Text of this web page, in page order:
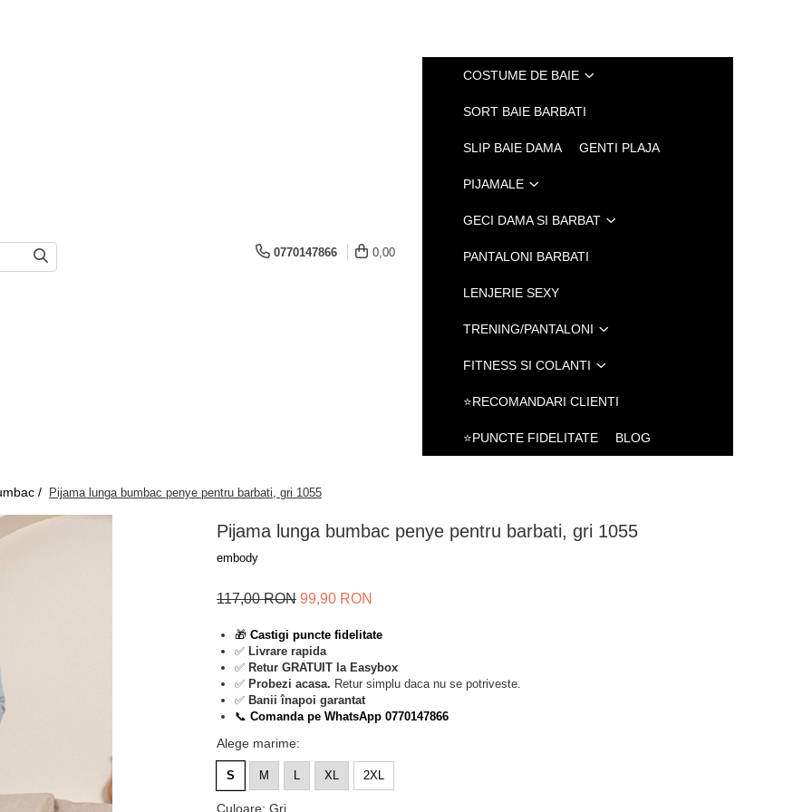
0770147866 0,00
COSTUME DE BAIE
SORT BAIE BARBATI
SLIP BAIE DAMA GENTI PLAJA
PIJAMALE
GECI DAMA SI BARBAT
PANTALONI BARBATI
LENJERIE SEXY
TRENING/PANTALONI
FITNESS SI COLANTI
⭐RECOMANDARI CLIENTI
⭐PUNCTE FIDELITATE BLOG
/ Pijama lunga bumbac penye pentru barbati, gri 1055
Pijama lunga bumbac penye pentru barbati, gri 1055
embody
117,00 RON 99,90 RON
🎁 Castigi puncte fidelitate
✅ Livrare rapida
✅ Retur GRATUIT la Easybox
✅ Probezi acasa. Retur simplu daca nu se potriveste.
✅ Banii înapoi garantat
📞 Comanda pe WhatsApp 0770147866
Alege marime:
S M L XL 2XL
Culoare: Gri